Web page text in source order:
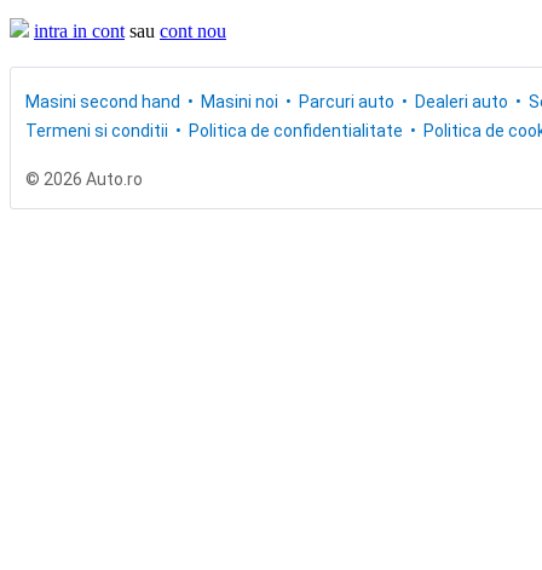
intra in cont sau cont nou
Masini second hand Masini noi Parcuri auto Dealeri auto
Termeni si conditii
Politica de confidentialitate Politica de
© 2026 Auto.ro